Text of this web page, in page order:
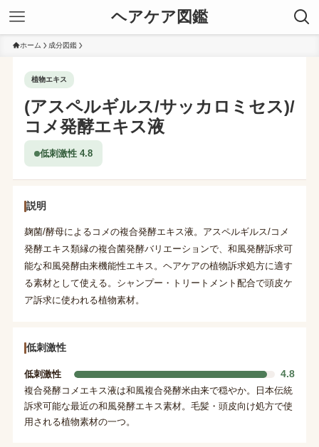
ヘアケア図鑑
ホーム 成分図鑑
植物エキス
(アスペルギルス/サッカロミセス)/
コメ発酵エキス液
低刺激性 4.8
説明
麹菌/酵母によるコメの複合発酵エキス液。アスペルギルス/コメ
発酵エキス類縁の複合菌発酵バリエーションで、和風発酵訴求可
能な和風発酵由来機能性エキス。ヘアケアの植物訴求処方に適す
る素材として使える。シャンプー・トリートメント配合で頭皮ケ
ア訴求に使われる植物素材。
低刺激性
低刺激性 4.8
複合発酵コメエキス液は和風複合発酵米由来で穏やか。日本伝統
訴求可能な最近の和風発酵エキス素材。毛髪・頭皮向け処方で使
用される植物素材の一つ。